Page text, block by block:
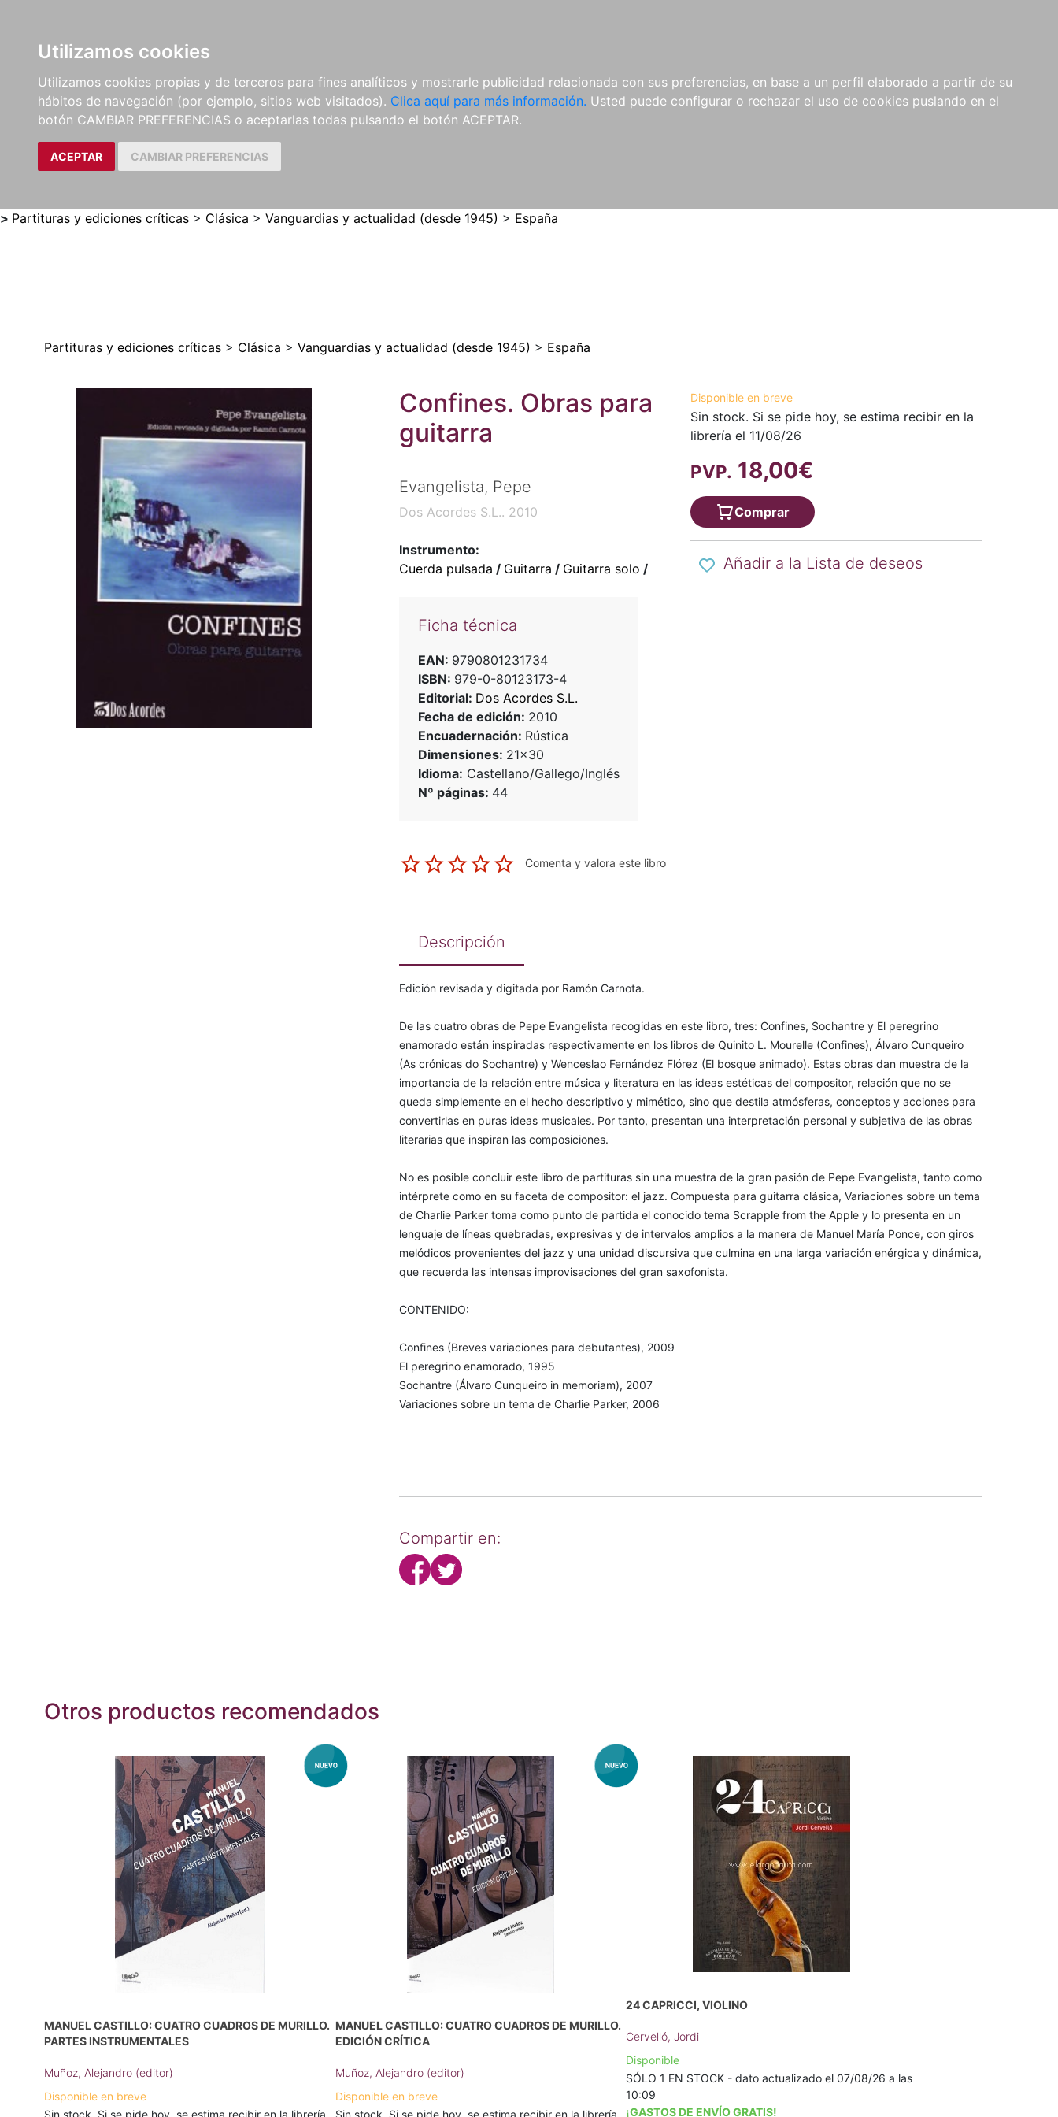
Utilizamos cookies
Utilizamos cookies propias y de terceros para fines analíticos y mostrarle publicidad relacionada con sus preferencias, en base a un perfil elaborado a partir de su
hábitos de navegación (por ejemplo, sitios web visitados). Clica aquí para más información. Usted puede configurar o rechazar el uso de cookies puslando en el
botón CAMBIAR PREFERENCIAS o aceptarlas todas pulsando el botón ACEPTAR.
ACEPTAR CAMBIAR PREFERENCIAS
LIBROS
MÉTODOS Y
EJERCICIOS
PARTITURAS Y EDICIONES
CRÍTICAS
REVISTAS
CDS Y
DVDS
MATERIAL
COMPLEMENTARIO
NOVEDADES NOTICIAS
COMPRAS
INSTITUCIONALES
> Partituras y ediciones críticas > Clásica > Vanguardias y actualidad (desde 1945) > España
Partituras y ediciones críticas > Clásica > Vanguardias y actualidad (desde 1945) > España
Confines. Obras para
guitarra
Evangelista, Pepe
Dos Acordes S.L.. 2010
Instrumento:
Cuerda pulsada / Guitarra / Guitarra solo /
Ficha técnica
EAN: 9790801231734
ISBN: 979-0-80123173-4
Editorial: Dos Acordes S.L.
Fecha de edición: 2010
Encuadernación: Rústica
Dimensiones: 21x30
Idioma: Castellano/Gallego/Inglés
Nº páginas: 44
Comenta y valora este libro
Disponible en breve
Sin stock. Si se pide hoy, se estima recibir en la
librería el 11/08/26
PVP. 18,00€
Comprar
Añadir a la Lista de deseos
Descripción
Edición revisada y digitada por Ramón Carnota.
De las cuatro obras de Pepe Evangelista recogidas en este libro, tres: Confines, Sochantre y El peregrino
enamorado están inspiradas respectivamente en los libros de Quinito L. Mourelle (Confines), Álvaro Cunqueiro
(As crónicas do Sochantre) y Wenceslao Fernández Flórez (El bosque animado). Estas obras dan muestra de la
importancia de la relación entre música y literatura en las ideas estéticas del compositor, relación que no se
queda simplemente en el hecho descriptivo y mimético, sino que destila atmósferas, conceptos y acciones para
convertirlas en puras ideas musicales. Por tanto, presentan una interpretación personal y subjetiva de las obras
literarias que inspiran las composiciones.
No es posible concluir este libro de partituras sin una muestra de la gran pasión de Pepe Evangelista, tanto como
intérprete como en su faceta de compositor: el jazz. Compuesta para guitarra clásica, Variaciones sobre un tema
de Charlie Parker toma como punto de partida el conocido tema Scrapple from the Apple y lo presenta en un
lenguaje de líneas quebradas, expresivas y de intervalos amplios a la manera de Manuel María Ponce, con giros
melódicos provenientes del jazz y una unidad discursiva que culmina en una larga variación enérgica y dinámica,
que recuerda las intensas improvisaciones del gran saxofonista.
CONTENIDO:
Confines (Breves variaciones para debutantes), 2009
El peregrino enamorado, 1995
Sochantre (Álvaro Cunqueiro in memoriam), 2007
Variaciones sobre un tema de Charlie Parker, 2006
Compartir en:
Otros productos recomendados
MANUEL CASTILLO: CUATRO CUADROS DE MURILLO.
PARTES INSTRUMENTALES
Muñoz, Alejandro (editor)
Disponible en breve
Sin stock. Si se pide hoy, se estima recibir en la librería
MANUEL CASTILLO: CUATRO CUADROS DE MURILLO.
EDICIÓN CRÍTICA
Muñoz, Alejandro (editor)
Disponible en breve
Sin stock. Si se pide hoy, se estima recibir en la librería
24 CAPRICCI, VIOLINO
Cervelló, Jordi
Disponible
SÓLO 1 EN STOCK - dato actualizado el 07/08/26 a las
10:09
¡GASTOS DE ENVÍO GRATIS!